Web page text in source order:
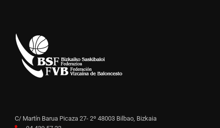
C/ Martín Barua Picaza 27- 2º 48003 Bilbao, Bizkaia